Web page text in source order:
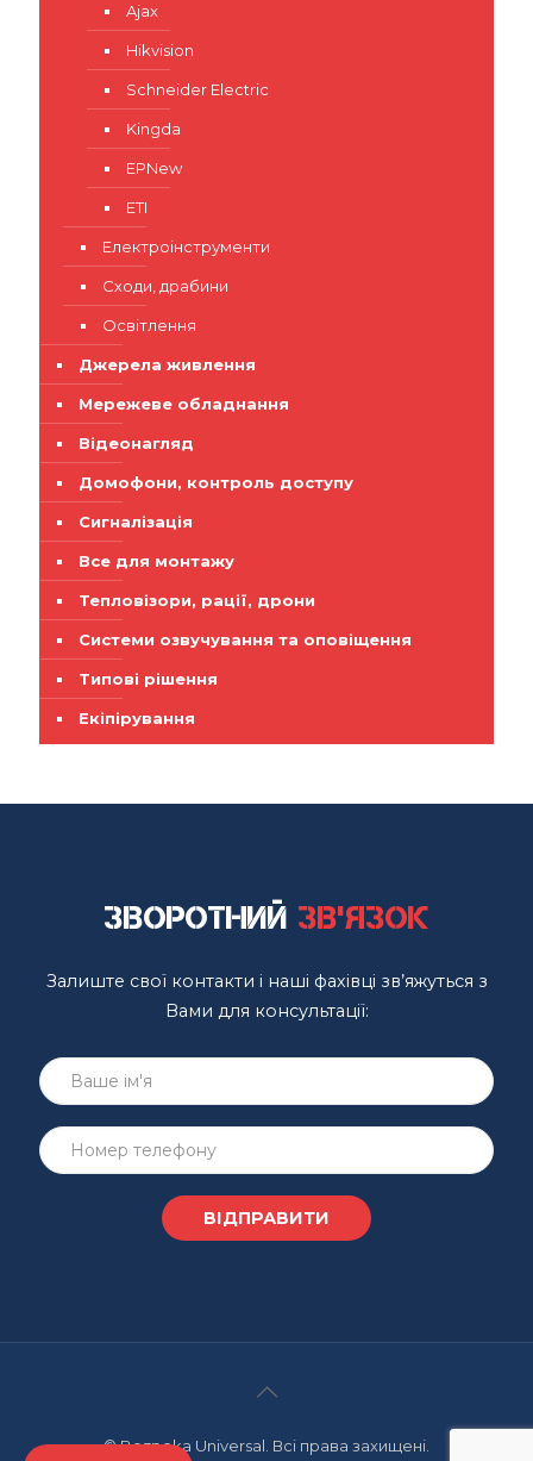
Ajax
Hikvision
Schneider Electric
Kingda
EPNew
ETI
Електроінструменти
Сходи, драбини
Освітлення
Джерела живлення
Мережеве обладнання
Відеонагляд
Домофони, контроль доступу
Сигналізація
Все для монтажу
Тепловізори, рації, дрони
Системи озвучування та оповіщення
Типові рішення
Екіпірування
Зворотний зв'язок
Залиште свої контакти і наші фахівці зв’яжуться з
Вами для консультації:
© Bezpeka Universal. Всі права захищені.